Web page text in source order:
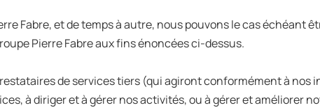
Fabre, et de temps à autre, nous pouvons le cas échéant
Pierre Fabre aux fins énoncées ci-dessus.
de services tiers (qui agiront conformément à nos
à diriger et à gérer nos activités, ou à gérer et améliorer